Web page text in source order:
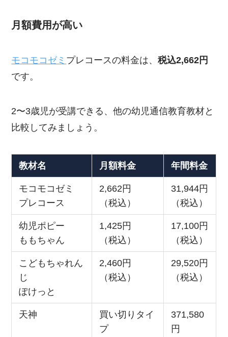
月額費用が高い
モコモコゼミ プレコースの料金は、税込2,662円
です。
2〜3歳児が受講できる、他の幼児通信教育教材と
比較してみましょう。
教材名 月額料金 年間料金
モコモコゼミ
プレコース
2,662円
（税込）
31,944円
（税込）
幼児ポピー
ももちゃん
1,425円
（税込）
17,100円
（税込）
こどもちゃれん
じ
ぽけっと
2,460円
（税込）
29,520円
（税込）
天神
買い切りタイ
プ
371,580
円